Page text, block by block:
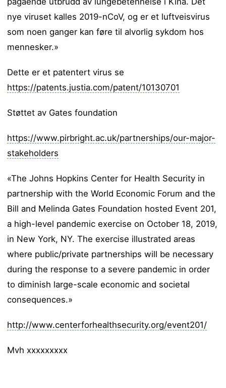
nye viruset kalles 2019-nCoV, og er et luftveisvirus
som noen ganger kan føre til alvorlig sykdom hos
mennesker.»
Dette er et patentert virus se
https://patents.justia.com/patent/10130701
Støttet av Gates foundation
https://www.pirbright.ac.uk/partnerships/our-major-
stakeholders
«The Johns Hopkins Center for Health Security in
partnership with the World Economic Forum and the
Bill and Melinda Gates Foundation hosted Event 201,
a high-level pandemic exercise on October 18, 2019,
in New York, NY. The exercise illustrated areas
where public/private partnerships will be necessary
during the response to a severe pandemic in order
to diminish large-scale economic and societal
consequences.»
http://www.centerforhealthsecurity.org/event201/
Mvh xxxxxxxxx